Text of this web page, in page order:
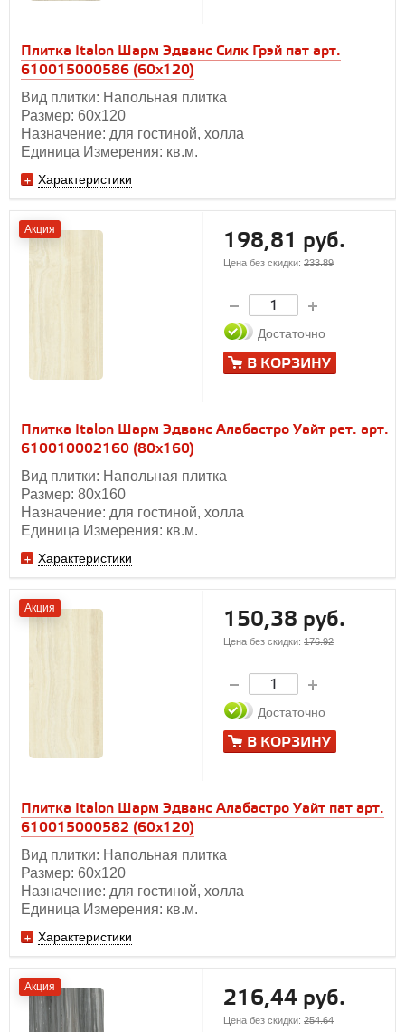
Плитка Italon Шарм Эдванс Силк Грэй пат арт.
610015000586 (60x120)
Вид плитки: Напольная плитка
Размер: 60х120
Назначение: для гостиной, холла
Единица Измерения: кв.м.
Характеристики
Акция
Плитка Italon Шарм Эдванс Алабастро Уайт рет. арт.
610010002160 (80x160)
Вид плитки: Напольная плитка
Размер: 80х160
Назначение: для гостиной, холла
Единица Измерения: кв.м.
Характеристики
198,81 руб.
Цена без скидки: 233.89
Достаточно
В КОРЗИНУ
Акция
Плитка Italon Шарм Эдванс Алабастро Уайт пат арт.
610015000582 (60x120)
Вид плитки: Напольная плитка
Размер: 60х120
Назначение: для гостиной, холла
Единица Измерения: кв.м.
Характеристики
150,38 руб.
Цена без скидки: 176.92
Достаточно
В КОРЗИНУ
Акция 216,44 руб.
Цена без скидки: 254.64